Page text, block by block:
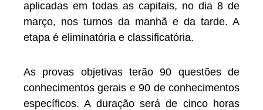
aplicadas em todas as capitais, no dia 8 de
março, nos turnos da manhã e da tarde. A
etapa é eliminatória e classificatória.
As provas objetivas terão 90 questões de
conhecimentos gerais e 90 de conhecimentos
específicos. A duração será de cinco horas